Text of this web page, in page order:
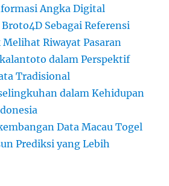
Angka Digital
Sebagai Referensi
Riwayat Pasaran
dalam Perspektif
Tradisional
dalam Kehidupan
Data Macau Togel
Prediksi yang Lebih